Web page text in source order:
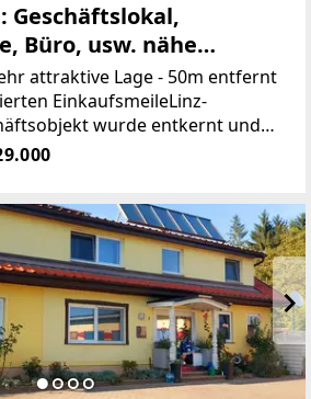
Geschäftslokal,
Büro, usw. nähe
(Provisionsfrei)
attraktive Lage - 50m entfernt
EinkaufsmeileLinz-
wurde entkernt und
(Klimaanlage)• neue